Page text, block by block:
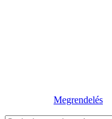
Megrendelés